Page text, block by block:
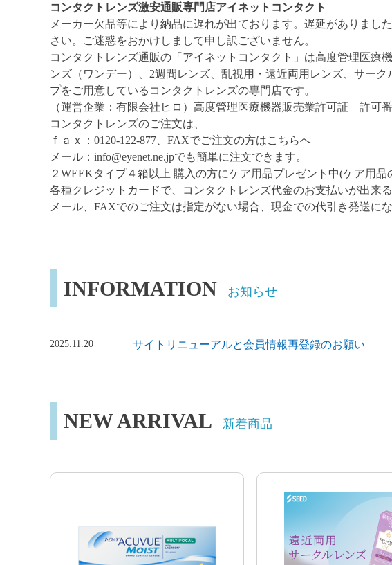
コンタクトレンズ激安通販専門店アイネットコンタクト
メーカー欠品等により納品に遅れが出ております。遅延がありまし
さい。ご迷惑をおかけしまして申し訳ございません。
コンタクトレンズ通販の「アイネットコンタクト」は高度管理医療
ンズ（ワンデー）、2週間レンズ、乱視用・遠近両用レンズ、サー
プをご用意しているコンタクトレンズの専門店です。
（運営企業：有限会社ヒロ）高度管理医療機器販売業許可証 許可
コンタクトレンズのご注文は、
ｆａｘ：0120-122-877、FAXでご注文の方はこちらへ
メール：info@eyenet.ne.jpでも簡単に注文できます。
２WEEKタイプ４箱以上 購入の方にケア用品プレゼント中(ケア用
各種クレジットカードで、コンタクトレンズ代金のお支払いが出来
メール、FAXでのご注文は指定がない場合、現金での代引き発送にな
INFORMATION お知らせ
2025.11.20 サイトリニューアルと会員情報再登録のお願い
NEW ARRIVAL 新着商品